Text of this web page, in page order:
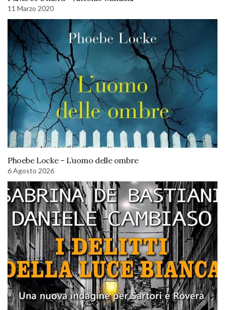
11 Marzo 2020
Phoebe Locke – L’uomo delle ombre
6 Agosto 2026